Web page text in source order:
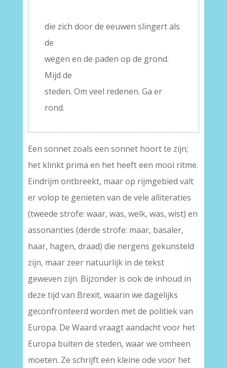
die zich door de eeuwen slingert als
de
wegen en de paden op de grond.
Mijd de
steden. Om veel redenen. Ga er
rond.
Een sonnet zoals een sonnet hoort te zijn;
het klinkt prima en het heeft een mooi ritme.
Eindrijm ontbreekt, maar op rijmgebied valt
er volop te genieten van de vele alliteraties
(tweede strofe: waar, was, welk, was, wist) en
assonanties (derde strofe: maar, basaler,
haar, hagen, draad) die nergens gekunsteld
zijn, maar zeer natuurlijk in de tekst
geweven zijn. Bijzonder is ook de inhoud in
deze tijd van Brexit, waarin we dagelijks
geconfronteerd worden met de politiek van
Europa. De Waard vraagt aandacht voor het
Europa buiten de steden, waar we omheen
moeten. Ze schrijft een kleine ode voor het